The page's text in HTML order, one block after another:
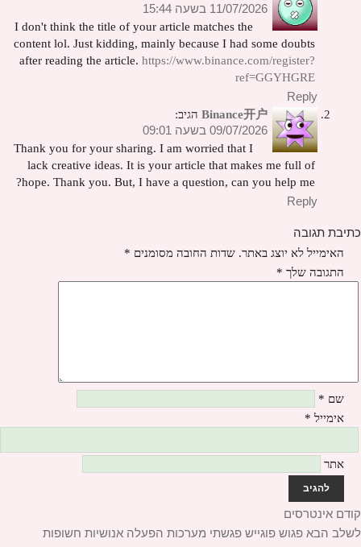
11/07/2026 בשעה 15:44
I don't think the title of your article matches the
content lol. Just kidding, mainly because I had some doubts
after reading the article. https://www.binance.com/register?
ref=GGYHGRE
Reply
Binance开户 הגיב:
09/07/2026 בשעה 09:01
Thank you for your sharing. I am worried that I
lack creative ideas. It is your article that makes me full of
hope. Thank you. But, I have a question, can you help me?
Reply
כתיבת תגובה
האימייל לא יוצג באתר. שדות החובה מסומנים *
התגובה שלך *
שם *
אימייל *
אתר
ניווט
קודם הפוסט
הקודם:
אינטרסים
לשלב הבא הפוסט
פגוש פוגייש פגשתי מערכות הפעלה אנושיות חשופות